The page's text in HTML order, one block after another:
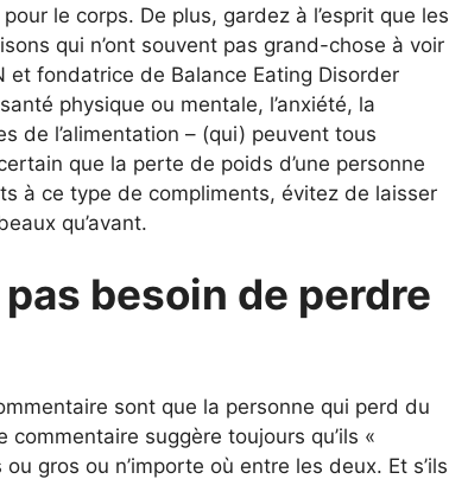
le corps. De plus, gardez à l’esprit que les
qui n’ont souvent pas grand-chose à voir
et fondatrice de Balance Eating Disorder
physique ou mentale, l’anxiété, la
de l’alimentation – (qui) peuvent tous
que la perte de poids d’une personne
à ce type de compliments, évitez de laisser
qu’avant.
pas besoin de perdre
sont que la personne qui perd du
suggère toujours qu’ils «
gros ou n’importe où entre les deux. Et s’ils